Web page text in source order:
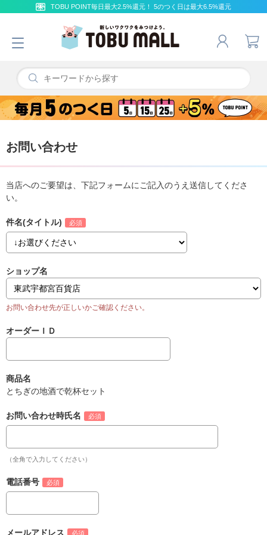
TOBU POINT毎日最大2.5%還元！ 5のつく日は最大6.5%還元
お問い合わせ
当店へのご要望は、下記フォームにご記入のうえ送信してくださ
い。
件名(タイトル)
ショップ名
オーダーＩＤ
商品名
とちぎの地酒で乾杯セット
お問い合わせ時氏名
（全角で入力してください）
電話番号
メールアドレス